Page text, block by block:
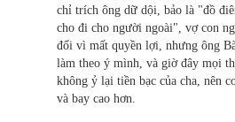
chỉ trích ông dữ dội, bảo là "đồ
cho đi cho người ngoài", vợ con
đối vì mất quyền lợi, nhưng ông
làm theo ý mình, và giờ đây mọi
không ỷ lại tiền bạc của cha, nên
và bay cao hơn.